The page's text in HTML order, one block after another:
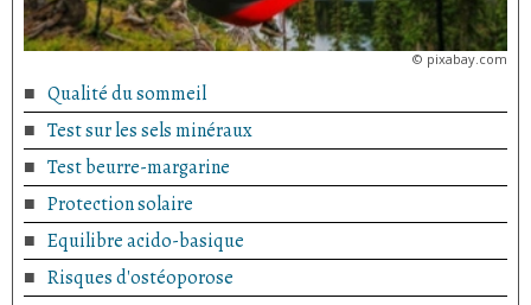
© pixabay.com
Qualité du sommeil
Test sur les sels minéraux
Test beurre-margarine
Protection solaire
Equilibre acido-basique
Risques d'ostéoporose